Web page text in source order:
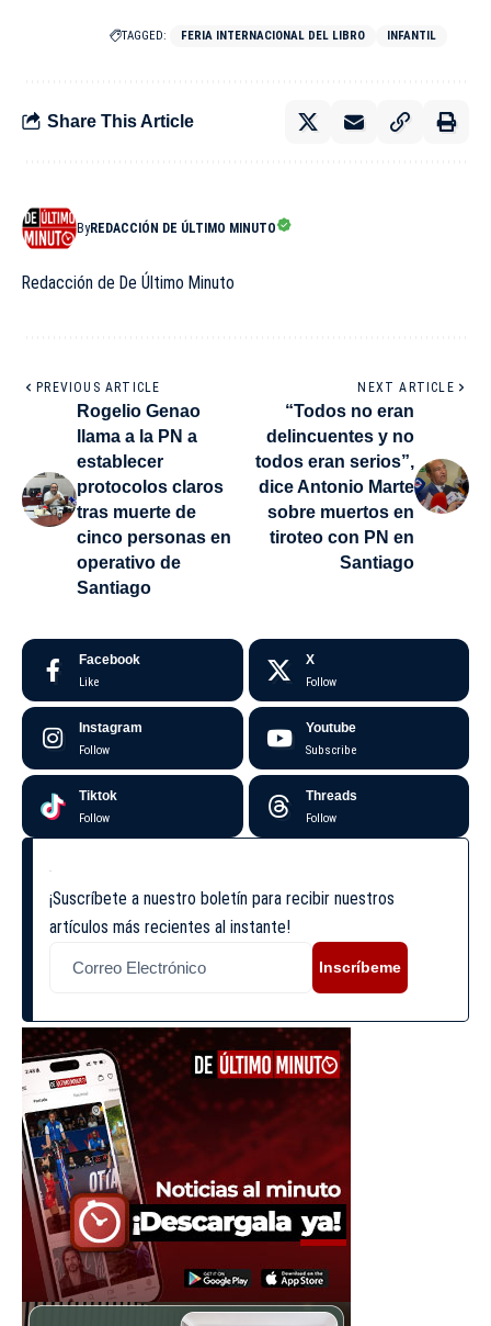
TAGGED: FERIA INTERNACIONAL DEL LIBRO INFANTIL
Share This Article
ByREDACCIÓN DE ÚLTIMO MINUTO
Redacción de De Último Minuto
PREVIOUS ARTICLE
Rogelio Genao
llama a la PN a
establecer
protocolos claros
tras muerte de
cinco personas en
operativo de
Santiago
NEXT ARTICLE
“Todos no eran
delincuentes y no
todos eran serios”,
dice Antonio Marte
sobre muertos en
tiroteo con PN en
Santiago
Facebook
Like
X
Follow
Instagram
Follow
Youtube
Subscribe
Tiktok
Follow
Threads
Follow
¡Suscríbete a nuestro boletín para recibir nuestros
artículos más recientes al instante!
Inscríbeme